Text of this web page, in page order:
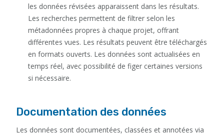
les données révisées apparaissent dans les résultats.
Les recherches permettent de filtrer selon les
métadonnées propres à chaque projet, offrant
différentes vues. Les résultats peuvent être téléchargés
en formats ouverts. Les données sont actualisées en
temps réel, avec possibilité de figer certaines versions
si nécessaire.
Documentation des données
Les données sont documentées, classées et annotées via